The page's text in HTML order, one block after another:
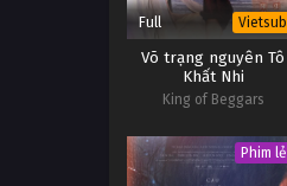
Full Vietsub
Võ trạng nguyên Tô
Khất Nhi
King of Beggars
Phim lẻ